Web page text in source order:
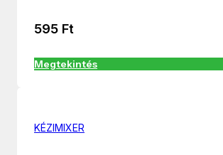
595 Ft
Megtekintés
KÉZIMIXER